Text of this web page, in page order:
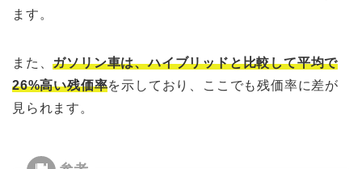
ます。
また、ガソリン車は、ハイブリッドと比較して平均で
26%高い残価率を示しており、ここでも残価率に差が
見られます。